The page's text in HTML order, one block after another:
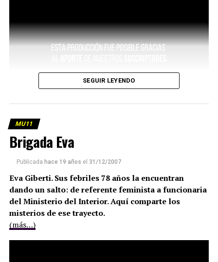
SEGUIR LEYENDO
MU11
Brigada Eva
Publicada hace 19 años el 31/12/2007
Eva Giberti. Sus febriles 78 años la encuentran
dando un salto: de referente feminista a funcionaria
del Ministerio del Interior. Aquí comparte los
misterios de ese trayecto.
(más…)